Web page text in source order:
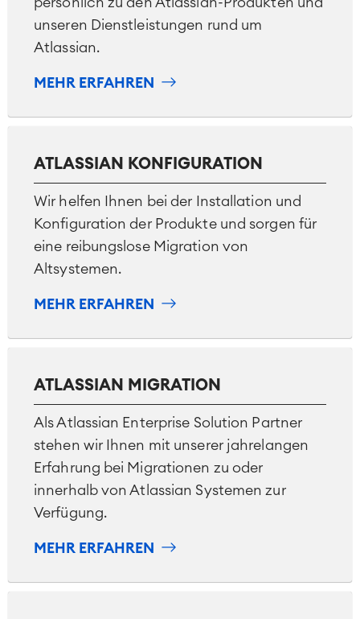
unseren Dienstleistungen rund um
Atlassian.
MEHR ERFAHREN
ATLASSIAN KONFIGURATION
Wir helfen Ihnen bei der Installation und
Konfiguration der Produkte und sorgen für
eine reibungslose Migration von
Altsystemen.
MEHR ERFAHREN
ATLASSIAN MIGRATION
Als Atlassian Enterprise Solution Partner
stehen wir Ihnen mit unserer jahrelangen
Erfahrung bei Migrationen zu oder
innerhalb von Atlassian Systemen zur
Verfügung.
MEHR ERFAHREN